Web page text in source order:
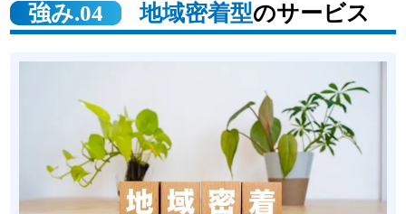
強み.04 地域密着型のサービス